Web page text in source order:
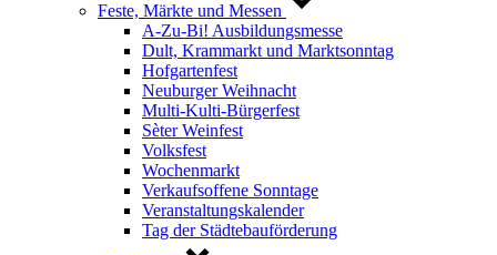
Feste, Märkte und Messen
A-Zu-Bi! Ausbildungsmesse
Dult, Krammarkt und Marktsonntag
Hofgartenfest
Neuburger Weihnacht
Multi-Kulti-Bürgerfest
Sèter Weinfest
Volksfest
Wochenmarkt
Verkaufsoffene Sonntage
Veranstaltungskalender
Tag der Städtebauförderung